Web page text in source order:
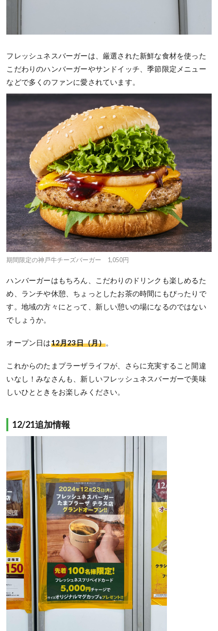
フレッシュネスバーガーは、厳選された新鮮な食材を使った
こだわりのハンバーガーやサンドイッチ、季節限定メニュー
などで多くのファンに愛されています。
期間限定の神戸牛チーズバーガー 1,050円
ハンバーガーはもちろん、こだわりのドリンクも楽しめるた
め、ランチや休憩、ちょっとしたお茶の時間にもぴったりで
す。地域の方々にとって、新しい憩いの場になるのではない
でしょうか。
オープン日は12月23日（月）。
これからのたまプラーザライフが、さらに充実すること間違
いなし！みなさんも、新しいフレッシュネスバーガーで美味
しいひとときをお楽しみください。
12/21追加情報